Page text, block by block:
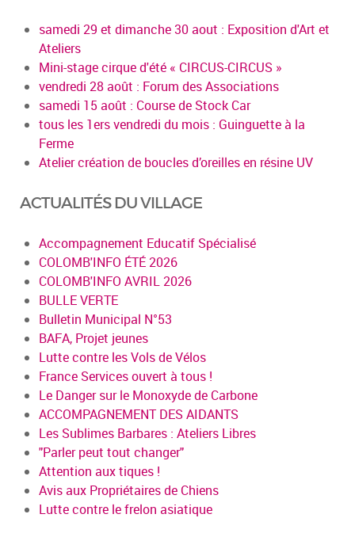
samedi 29 et dimanche 30 aout : Exposition d'Art et
Ateliers
Mini-stage cirque d'été « CIRCUS-CIRCUS »
vendredi 28 août : Forum des Associations
samedi 15 août : Course de Stock Car
tous les 1ers vendredi du mois : Guinguette à la
Ferme
Atelier création de boucles d’oreilles en résine UV
ACTUALITÉS DU VILLAGE
Accompagnement Educatif Spécialisé
COLOMB'INFO ÉTÉ 2026
COLOMB'INFO AVRIL 2026
BULLE VERTE
Bulletin Municipal N°53
BAFA, Projet jeunes
Lutte contre les Vols de Vélos
France Services ouvert à tous !
Le Danger sur le Monoxyde de Carbone
ACCOMPAGNEMENT DES AIDANTS
Les Sublimes Barbares : Ateliers Libres
"Parler peut tout changer"
Attention aux tiques !
Avis aux Propriétaires de Chiens
Lutte contre le frelon asiatique